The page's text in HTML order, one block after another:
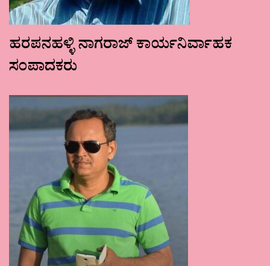
ಹರಪನಹಳ್ಳಿ ನಾಗರಾಜ್ ಕಾರ್ಯನಿರ್ವಾಹಕ
ಸಂಪಾದಕರು